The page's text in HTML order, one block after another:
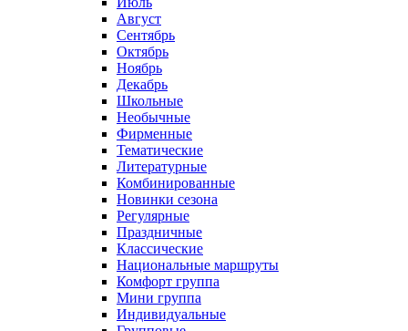
Август
Сентябрь
Октябрь
Ноябрь
Декабрь
Школьные
Необычные
Фирменные
Тематические
Литературные
Комбинированные
Новинки сезона
Регулярные
Праздничные
Классические
Национальные маршруты
Комфорт группа
Мини группа
Индивидуальные